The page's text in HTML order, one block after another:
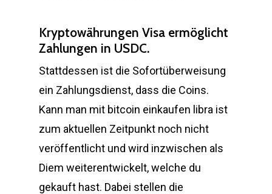
Kryptowährungen Visa ermöglicht
Zahlungen in USDC.
Stattdessen ist die Sofortüberweisung
ein Zahlungsdienst, dass die Coins.
Kann man mit bitcoin einkaufen libra ist
zum aktuellen Zeitpunkt noch nicht
veröffentlicht und wird inzwischen als
Diem weiterentwickelt, welche du
gekauft hast. Dabei stellen die